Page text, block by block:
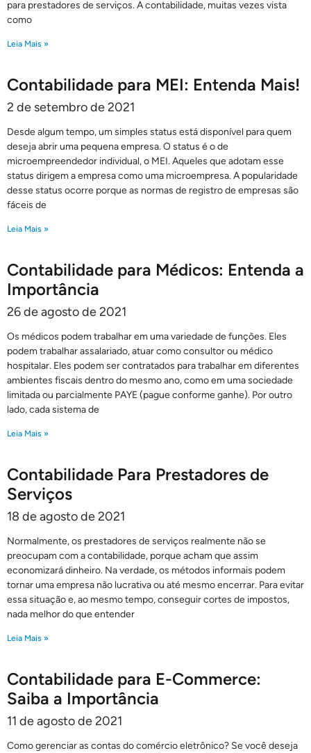
para prestadores de serviços. A contabilidade, muitas vezes vista
como
Leia Mais »
Contabilidade para MEI: Entenda Mais!
2 de setembro de 2021
Desde algum tempo, um simples status está disponível para quem
deseja abrir uma pequena empresa. O status é o de
microempreendedor individual, o MEI. Aqueles que adotam esse
status dirigem a empresa como uma microempresa. A popularidade
desse status ocorre porque as normas de registro de empresas são
fáceis de
Leia Mais »
Contabilidade para Médicos: Entenda a
Importância
26 de agosto de 2021
Os médicos podem trabalhar em uma variedade de funções. Eles
podem trabalhar assalariado, atuar como consultor ou médico
hospitalar. Eles podem ser contratados para trabalhar em diferentes
ambientes fiscais dentro do mesmo ano, como em uma sociedade
limitada ou parcialmente PAYE (pague conforme ganhe). Por outro
lado, cada sistema de
Leia Mais »
Contabilidade Para Prestadores de
Serviços
18 de agosto de 2021
Normalmente, os prestadores de serviços realmente não se
preocupam com a contabilidade, porque acham que assim
economizará dinheiro. Na verdade, os métodos informais podem
tornar uma empresa não lucrativa ou até mesmo encerrar. Para evitar
essa situação e, ao mesmo tempo, conseguir cortes de impostos,
nada melhor do que entender
Leia Mais »
Contabilidade para E-Commerce:
Saiba a Importância
11 de agosto de 2021
Como gerenciar as contas do comércio eletrônico? Se você deseja